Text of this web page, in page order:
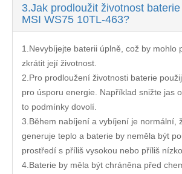
3.Jak prodloužit životnost
MSI WS75 10TL-463?
1.Nevybíjejte baterii úplně, což by mohlo
zkrátit její životnost.
2.Pro prodloužení životnosti baterie
pro úsporu energie. Například snižte jas
to podmínky dovolí.
3.Během nabíjení a vybíjení je normální,
generuje teplo a baterie by neměla být
prostředí s příliš vysokou nebo příliš
4.Baterie by měla být chráněna před